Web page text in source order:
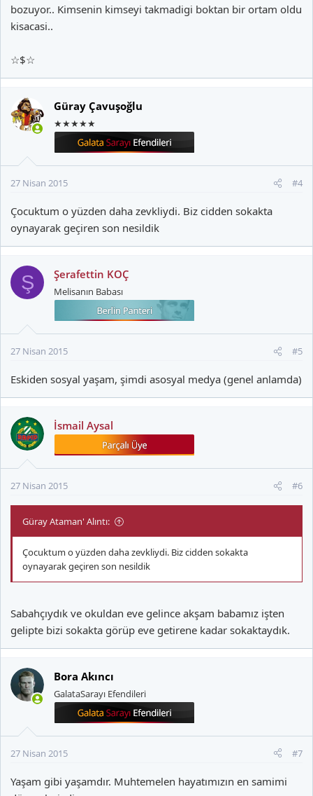
bozuyor.. Kimsenin kimseyi takmadigi boktan bir ortam oldu
kisacasi..
☆$☆
Güray Çavuşoğlu
★★★★★
27 Nisan 2015 #4
Çocuktum o yüzden daha zevkliydi. Biz cidden sokakta
oynayarak geçiren son nesildik
Ş Şerafettin KOÇ
Melisanın Babası
27 Nisan 2015 #5
Eskiden sosyal yaşam, şimdi asosyal medya (genel anlamda)
İsmail Aysal
27 Nisan 2015 #6
Güray Ataman' Alıntı:
Çocuktum o yüzden daha zevkliydi. Biz cidden sokakta
oynayarak geçiren son nesildik
Sabahçıydık ve okuldan eve gelince akşam babamız işten
gelipte bizi sokakta görüp eve getirene kadar sokaktaydık.
Bora Akıncı
GalataSarayı Efendileri
27 Nisan 2015 #7
Yaşam gibi yaşamdır. Muhtemelen hayatımızın en samimi